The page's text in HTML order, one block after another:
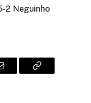
2 Neguinho
Copy